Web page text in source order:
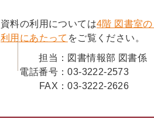
資料の利用については4階 図書室
利用にあたって をご覧ください。
担当： 図書情報部 図書係
電話番号：03-3222-2573
FAX：03-3222-2626